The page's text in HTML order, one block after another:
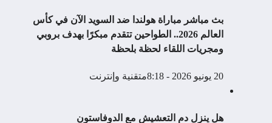
بث مباشر مباراة هولندا ضد السويد الآن في كأس
العالم 2026.. الطواحين تتقدم مبكرًا بهدف بروبي
ومجريات اللقاء لحظة بلحظة
20 يونيو 2026 - 8:18م تقنية وإنترنت
هل ينزل دم التعشيش مع الدوفاستون